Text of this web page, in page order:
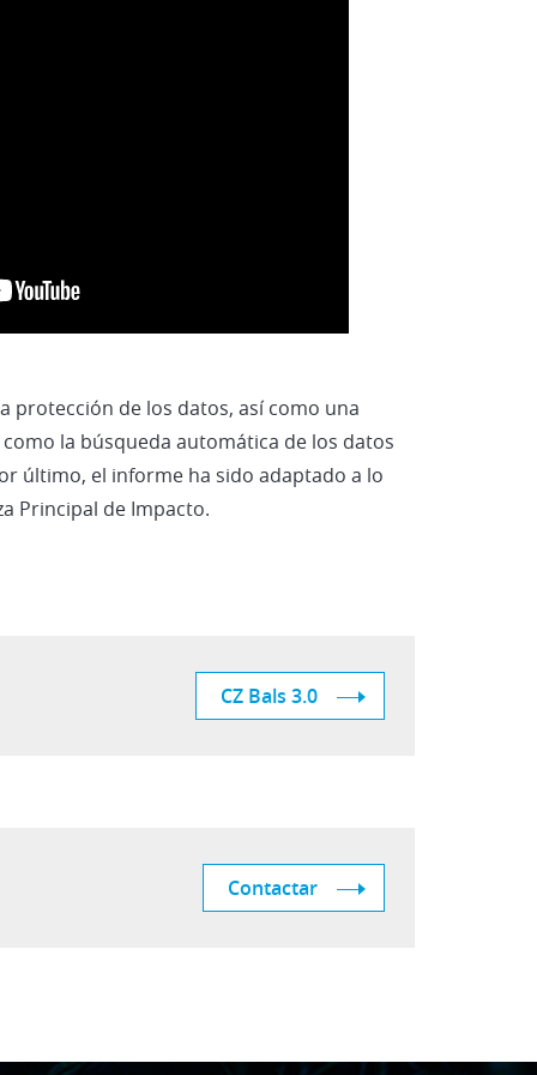
protección de los datos, así como una
como la búsqueda automática de los datos
último, el informe ha sido adaptado a lo
Principal de Impacto.
CZ Bals 3.0
Contactar